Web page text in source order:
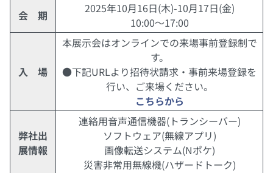
会 期
2025年10月16日(木)-10月17日(金)
10:00～17:00
入 場
本展示会はオンラインでの来場事前登録制で
す。
●下記URLより招待状請求・事前来場登録を
行い、ご来場ください。
こちらから
弊社出
展情報
連絡用音声通信機器(トランシーバー)
ソフトウェア(無線アプリ)
画像転送システム(Nポケ)
災害非常用無線機(ハザードトーク)